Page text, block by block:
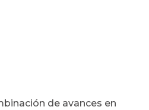
de avances en